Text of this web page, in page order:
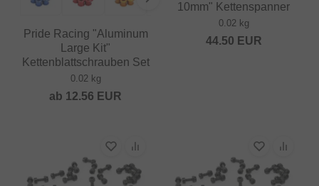
Pride Racing "Aluminum
Large Kit"
Kettenblattschrauben Set
0.02 kg
ab 12.56 EUR
10mm" Kettenspanner
0.02 kg
44.50 EUR